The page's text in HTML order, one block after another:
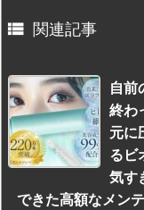
 関連記事
自前
終わ
元に
るビ
気す
できた高額なメン